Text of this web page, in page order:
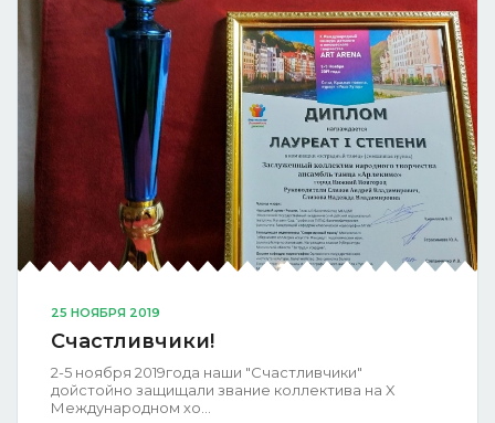
25 НОЯБРЯ 2019
Счастливчики!
2-5 ноября 2019года наши "Счастливчики"
дойстойно защищали звание коллектива на X
Международном хо...